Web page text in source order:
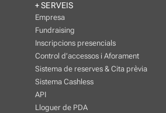
+ SERVEIS
Empresa
Fundraising
Inscripcions presencials
Control d’accessos i Aforament
Sistema de reserves & Cita prèvia
Sistema Cashless
API
Lloguer de PDA